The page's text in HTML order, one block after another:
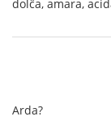
dolĉa, amara,
Arda?